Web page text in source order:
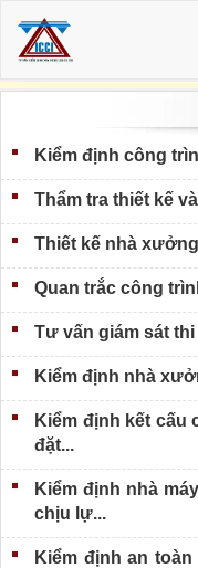
Kiểm định công
Thẩm tra thiết kế
Thiết kế nhà xưởng
Quan trắc công
Tư vấn giám sát
Kiểm định nhà
Kiểm định kết
đặt...
Kiểm định nhà
chịu lự...
Kiểm định an